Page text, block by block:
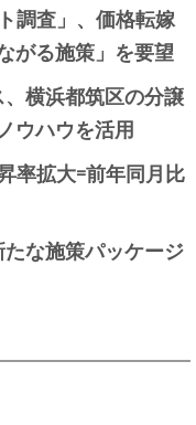
調査」、価格転嫁
がる施策」を要望
横浜都筑区の分譲
ウハウを活用
率拡大=前年同月比
な施策パッケージ